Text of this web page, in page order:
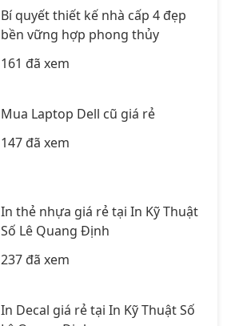
Bí quyết thiết kế nhà cấp 4 đẹp
bền vững hợp phong thủy
161 đã xem
Mua Laptop Dell cũ giá rẻ
147 đã xem
In thẻ nhựa giá rẻ tại In Kỹ Thuật
Số Lê Quang Định
237 đã xem
In Decal giá rẻ tại In Kỹ Thuật Số